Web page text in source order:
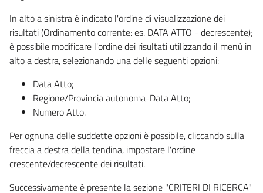
In alto a sinistra è indicato l'ordine di visualizzazione dei
risultati (Ordinamento corrente: es. DATA ATTO - decrescente);
è possibile modificare l'ordine dei risultati utilizzando il menù in
alto a destra, selezionando una delle seguenti opzioni:
Data Atto;
Regione/Provincia autonoma-Data Atto;
Numero Atto.
Per ognuna delle suddette opzioni è possibile, cliccando sulla
freccia a destra della tendina, impostare l'ordine
crescente/decrescente dei risultati.
Successivamente è presente la sezione "CRITERI DI RICERCA"